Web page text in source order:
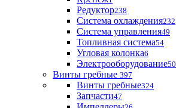
Редуктор238
Система охлаждения232
Система управления49
Топливная система54
Угловая колонка6
Электрооборудование50
Винты гребные 397
Винты гребные324
Запчасти47